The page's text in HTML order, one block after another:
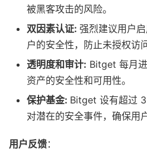
被黑客攻击的风险。
双因素认证: 强烈建议用户
户的安全性，防止未授权访问
透明度和审计: Bitget 每月
资产的安全性和可用性。
保护基金: Bitget 设有超过
对潜在的安全事件，确保用
用户反馈：